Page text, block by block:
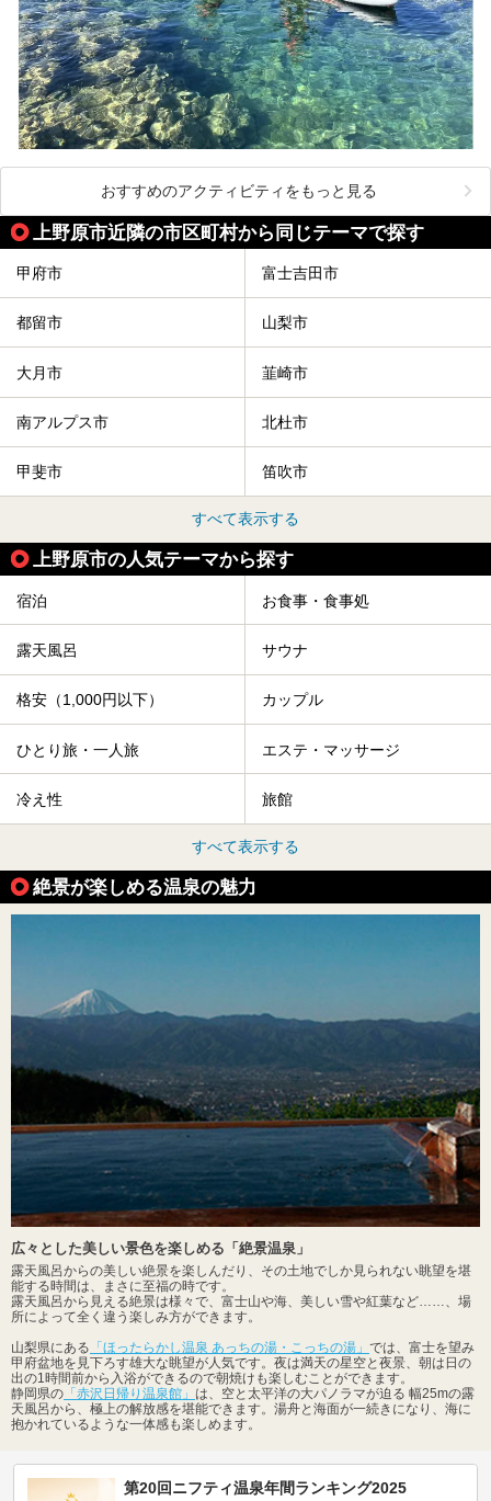
おすすめのアクティビティをもっと見る
上野原市近隣の市区町村から同じテーマで探す
甲府市 富士吉田市
都留市 山梨市
大月市 韮崎市
南アルプス市 北杜市
甲斐市 笛吹市
すべて表示する
上野原市の人気テーマから探す
宿泊 お食事・食事処
露天風呂 サウナ
格安（1,000円以下） カップル
ひとり旅・一人旅 エステ・マッサージ
冷え性 旅館
すべて表示する
絶景が楽しめる温泉の魅力
広々とした美しい景色を楽しめる「絶景温泉」
露天風呂からの美しい絶景を楽しんだり、その土地でしか見られない眺望を堪
能する時間は、まさに至福の時です。
露天風呂から見える絶景は様々で、富士山や海、美しい雪や紅葉など……、場
所によって全く違う楽しみ方ができます。
山梨県にある 「ほったらかし温泉 あっちの湯・こっちの湯」 では、富士を望み
甲府盆地を見下ろす雄大な眺望が人気です。夜は満天の星空と夜景、朝は日の
出の1時間前から入浴ができるので朝焼けも楽しむことができます。
静岡県の 「赤沢日帰り温泉館」 は、空と太平洋の大パノラマが迫る 幅25mの露
天風呂から、極上の解放感を堪能できます。湯舟と海面が一続きになり、海に
抱かれているような一体感も楽しめます。
第20回ニフティ温泉年間ランキング2025